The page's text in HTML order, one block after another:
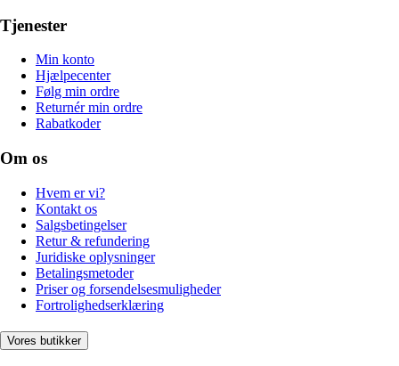
Tjenester
Min konto
Hjælpecenter
Følg min ordre
Returnér min ordre
Rabatkoder
Om os
Hvem er vi?
Kontakt os
Salgsbetingelser
Retur & refundering
Juridiske oplysninger
Betalingsmetoder
Priser og forsendelsesmuligheder
Fortrolighedserklæring
Vores butikker